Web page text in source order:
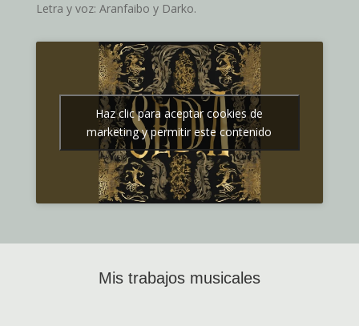
Letra y voz: Aranfaibo y Darko.
Haz clic para aceptar cookies de
marketing y permitir este contenido
Mis trabajos musicales